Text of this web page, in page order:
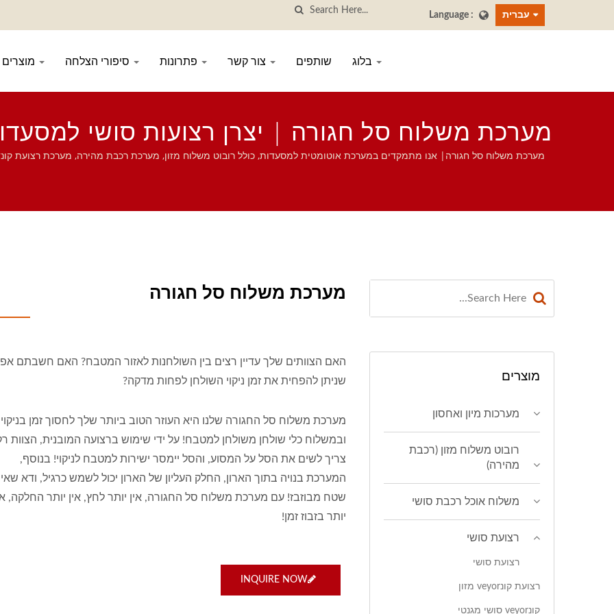
עברית
שותפים
מערכת משלוח סל חגורה | יצרן רצועות סושי
מערכת משלוח סל חגורה
האם הצוותים שלך עדיין רצים בין השולחנות לאזור המטבח? האם חשבתם
שניתן להפחית את זמן ניקוי השולחן לפחות מדקה?
מערכת משלוח סל החגורה שלנו היא העוזר הטוב ביותר שלך לחסוך זמן בניקוי
ובמשלוח כלי שולחן משולחן למטבח! על ידי שימוש ברצועה המובנית, הצוות
צריך לשים את הסל על המסוע, והסל יימסר ישירות למטבח לניקוי! בנוסף,
המערכת בנויה בתוך הארון, החלק העליון של הארון יכול לשמש כרגיל, ודא
שטח מבוזבז! עם מערכת משלוח סל החגורה, אין יותר לחץ, אין יותר החלקה,
יותר בזבוז זמן!
INQUIRE NOW
מוצרים
מערכות מיון ואחסון
רובוט משלוח מזון (רכבת
מהירה)
משלוח אוכל רכבת סושי
רצועת סושי
רצועת סושי
רצועת קונveyor מזון
קונveyor סושי מגנטי